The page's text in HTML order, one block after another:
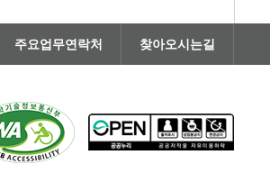
주요업무연락처 찾아오시는길